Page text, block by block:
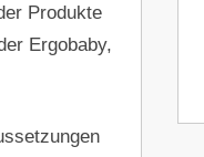
Produkte
Ergobaby,